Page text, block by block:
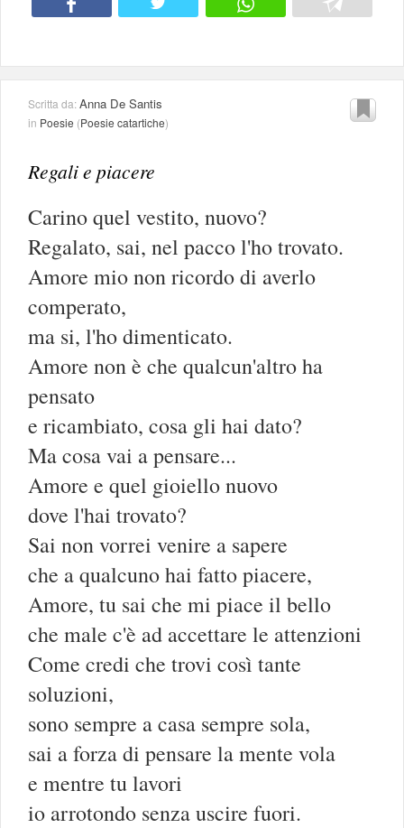
Scritta da:Anna De Santis
in Poesie (Poesie catartiche)
Regali e piacere
Carino quel vestito, nuovo?
Regalato, sai, nel pacco l'ho trovato.
Amore mio non ricordo di averlo
comperato,
ma si, l'ho dimenticato.
Amore non è che qualcun'altro ha
pensato
e ricambiato, cosa gli hai dato?
Ma cosa vai a pensare...
Amore e quel gioiello nuovo
dove l'hai trovato?
Sai non vorrei venire a sapere
che a qualcuno hai fatto piacere,
Amore, tu sai che mi piace il bello
che male c'è ad accettare le attenzioni
Come credi che trovi così tante
soluzioni,
sono sempre a casa sempre sola,
sai a forza di pensare la mente vola
e mentre tu lavori
io arrotondo senza uscire fuori.